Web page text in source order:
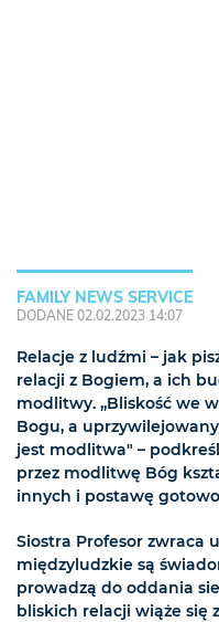
FAMILY NEWS SERVICE
DODANE 02.02.2023 14:07
Relacje z ludźmi – jak
relacji z Bogiem, a ich
modlitwy. „Bliskość we
Bogu, a
jest modlitwa" –
przez modlitwę Bóg
innych i postawę
Siostra Profesor zwraca
międzyludzkie są
prowadzą do oddania
bliskich relacji wiąże się